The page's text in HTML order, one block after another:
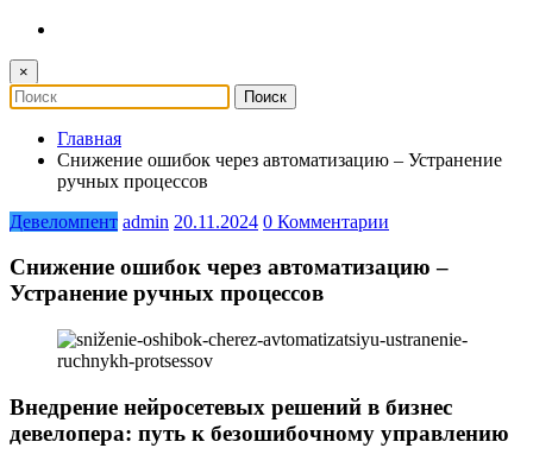
×
Главная
Снижение ошибок через автоматизацию – Устранение
ручных процессов
Девеломпент admin 20.11.2024 0 Комментарии
Снижение ошибок через автоматизацию –
Устранение ручных процессов
Внедрение нейросетевых решений в бизнес
девелопера: путь к безошибочному управлению